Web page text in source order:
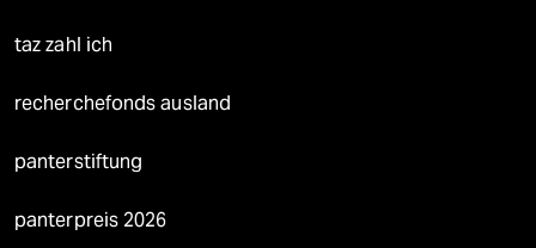
taz zahl ich
recherchefonds ausland
panterstiftung
panterpreis 2026